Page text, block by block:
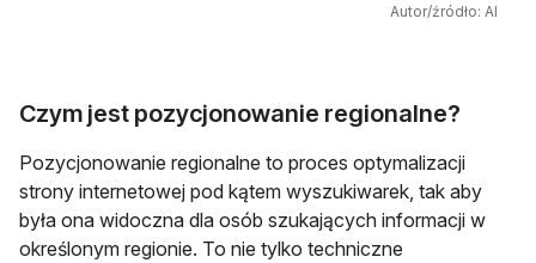
Autor/źródło: AI
Czym jest pozycjonowanie regionalne?
Pozycjonowanie regionalne to proces optymalizacji
strony internetowej pod kątem wyszukiwarek, tak aby
była ona widoczna dla osób szukających informacji w
określonym regionie. To nie tylko techniczne